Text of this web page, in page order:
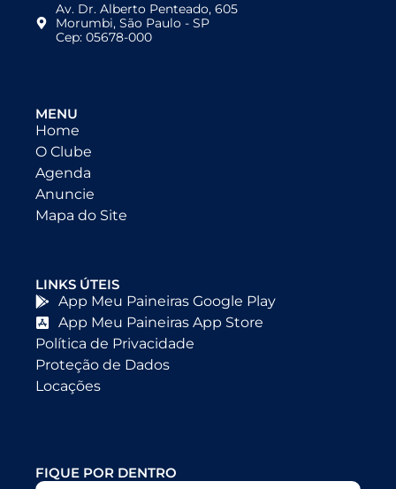
Av. Dr. Alberto Penteado, 605
Morumbi, São Paulo - SP
Cep: 05678-000
MENU
Home
O Clube
Agenda
Anuncie
Mapa do Site
LINKS ÚTEIS
App Meu Paineiras Google Play
App Meu Paineiras App Store
Política de Privacidade
Proteção de Dados
Locações
FIQUE POR DENTRO